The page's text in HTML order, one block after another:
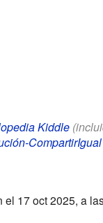
Kiddle
CompartirIgual
el 17 oct 2025, a